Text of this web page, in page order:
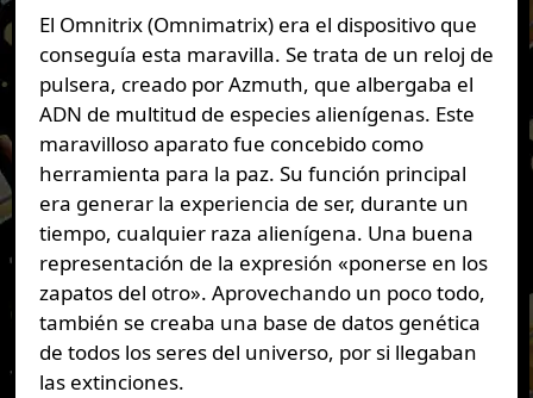
El Omnitrix (Omnimatrix) era el dispositivo que
conseguía esta maravilla. Se trata de un reloj de
pulsera, creado por Azmuth, que albergaba el
ADN de multitud de especies alienígenas. Este
maravilloso aparato fue concebido como
herramienta para la paz. Su función principal
era generar la experiencia de ser, durante un
tiempo, cualquier raza alienígena. Una buena
representación de la expresión «ponerse en los
zapatos del otro». Aprovechando un poco todo,
también se creaba una base de datos genética
de todos los seres del universo, por si llegaban
las extinciones.